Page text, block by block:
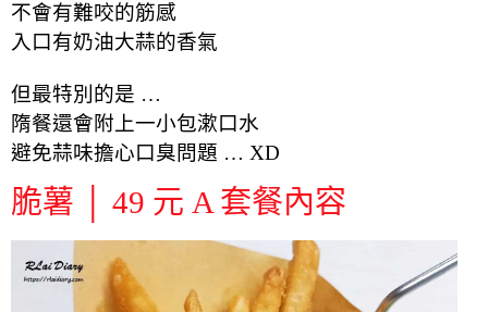
不會有難咬的筋感
入口有奶油大蒜的香氣
但最特別的是 …
隋餐還會附上一小包漱口水
避免蒜味擔心口臭問題 … XD
脆薯 │ 49 元 A 套餐內容